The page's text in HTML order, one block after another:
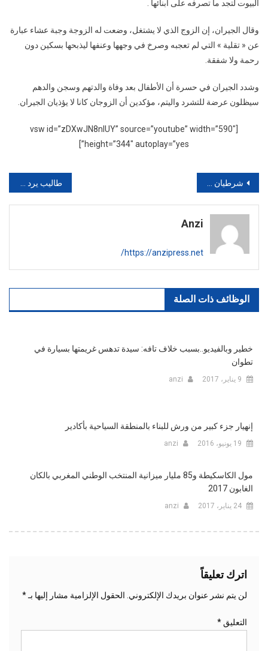
يذبح
البيوت لتجد ما تصرفه على أبنائها .
وقال الجيران، إن الزوج الذي لا يشتغل، وضعت له الزوجة وجبة عشاء عبارة
عن « تقلية » التي لم تعجبه وصرخ في وجهها وعنفها ليذبحها بسكين دون
رحمة ولا شفقة.
وشدد الجيران في حسرة أن الأطفال بعد وفاة والدتهم وسجن والدهم
سيظلون عرضة للتشرد واليتم، مؤكدين أن الزوجان كانا لا يؤذيان الجيران.
[vsw id=”zDXwJN8nIUY” source=”youtube” width=”590″
height=”344″ autoplay=”yes”]
تصفّح
المقالات
شرطيان يضطران لاستخدام سلاحهما لتوقيف مجرم خطير
Anzi
https://anzipress.net/
الوظائف ذات الصلة
خطير وبالفيديو..بسبب خلاف تافه: سيدة تدهس غريمتها بسيارة في
تطوان
9 يناير، 2017 anzi
إنهيار جزء كبير من ورش للبناء بالمنطقة السياحية بأكادير
19 يونيو، 2016 anzi
مول الكاسكيطة و85 مليار ميزانية المنتخب الوطني المغربي بالكان
الغابون 2017
24 يناير، 2017 anzi
اترك تعليقاً
لن يتم نشر عنوان بريدك الإلكتروني. الحقول الإلزامية مشار إليها بـ*
التعليق *